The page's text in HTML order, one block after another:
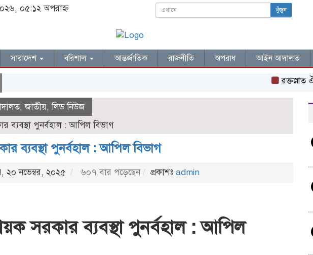
০৫:১২ অপরাহ্ন খুঁজুন
সারাদেশ বরিশাল আন্তর্জাতিক রাজনীতি অপরাধ আইন আদালত
রক্তস্নাত
,জাতীয়,লিড নিউজ
ব্যবস্থা পুনর্বহাল : আপিল বিভাগ
ব্যবস্থা পুনর্বহাল : আপিল বিভাগ
২০ নভেম্বর, ২০২৫ ৬০৭ বার পড়েছেন প্রকাশঃ admin
সরকার ব্যবস্থা পুনর্বহাল : আপিল